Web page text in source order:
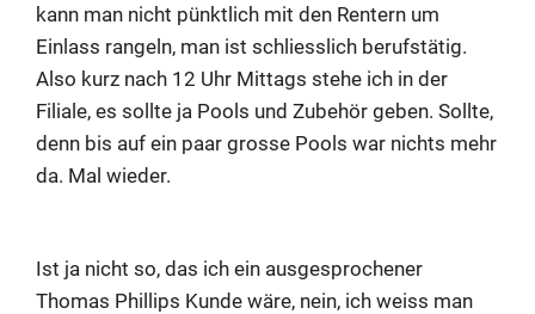
kann man nicht pünktlich mit den Rentern um
Einlass rangeln, man ist schliesslich berufstätig.
Also kurz nach 12 Uhr Mittags stehe ich in der
Filiale, es sollte ja Pools und Zubehör geben. Sollte,
denn bis auf ein paar grosse Pools war nichts mehr
da. Mal wieder.
Ist ja nicht so, das ich ein ausgesprochener
Thomas Phillips Kunde wäre, nein, ich weiss man